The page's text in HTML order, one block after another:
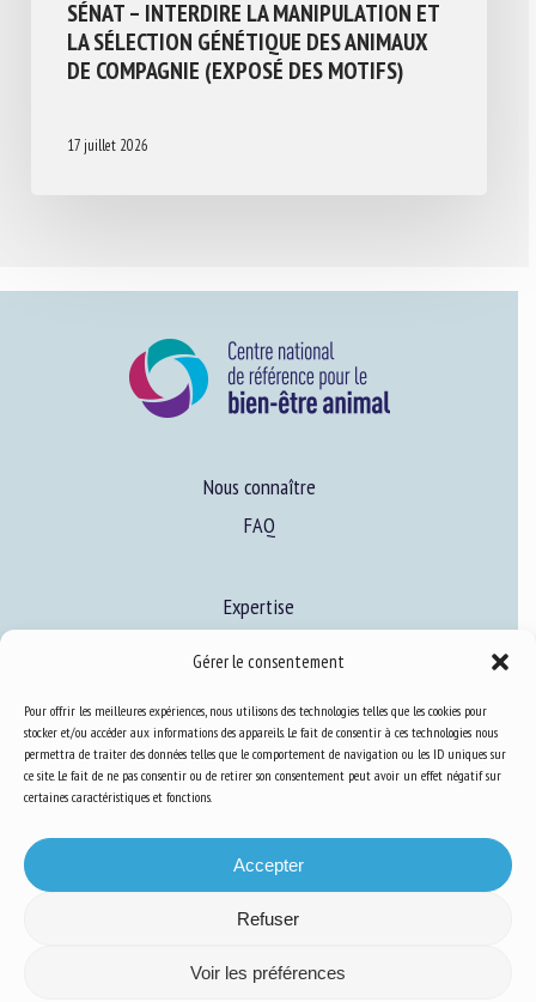
Gérer le consentement
Pour offrir les meilleures expériences, nous utilisons des technologies telles que les cookies pour
stocker et/ou accéder aux informations des appareils. Le fait de consentir à ces technologies nous
permettra de traiter des données telles que le comportement de navigation ou les ID uniques sur
ce site. Le fait de ne pas consentir ou de retirer son consentement peut avoir un effet négatif sur
certaines caractéristiques et fonctions.
Accepter
Refuser
Voir les préférences
SÉNAT – INTERDIRE LA MANIPULATION ET
LA SÉLECTION GÉNÉTIQUE DES ANIMAUX
DE COMPAGNIE (EXPOSÉ DES MOTIFS)
17 juillet 2026
Nous connaître
FAQ
Expertise
Ressources
Mentions Légales-Confidentialité-Cookies